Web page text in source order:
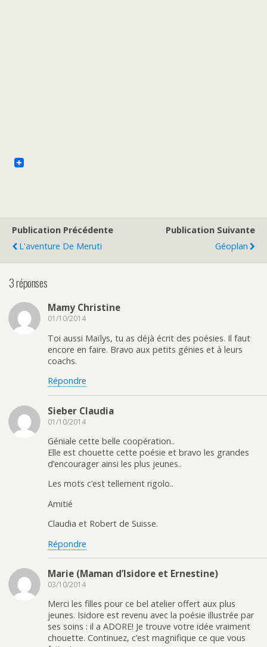
Publication Précédente
L'aventure De Meruti
Publication Suivante
Géoplan
3 réponses
Mamy Christine
01/10/2014
Toi aussi Maïlys, tu as déjà écrit des poésies. Il faut
encore en faire. Bravo aux petits génies et à leurs
coachs.
Répondre
Sieber Claudia
01/10/2014
Géniale cette belle coopération..
Elle est chouette cette poésie et bravo les grandes
d’encourager ainsi les plus jeunes..
Les mots c’est tellement rigolo..
Amitié
Claudia et Robert de Suisse.
Répondre
Marie (Maman d’Isidore et Ernestine)
03/10/2014
Merci les filles pour ce bel atelier offert aux plus
jeunes. Isidore est revenu avec la poésie illustrée par
ses soins : il a ADORE! Je trouve votre idée vraiment
chouette. Continuez, c’est magnifique ce que vous